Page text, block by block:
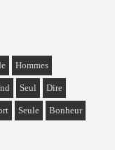
Hommes
Seul Dire
Seule Bonheur